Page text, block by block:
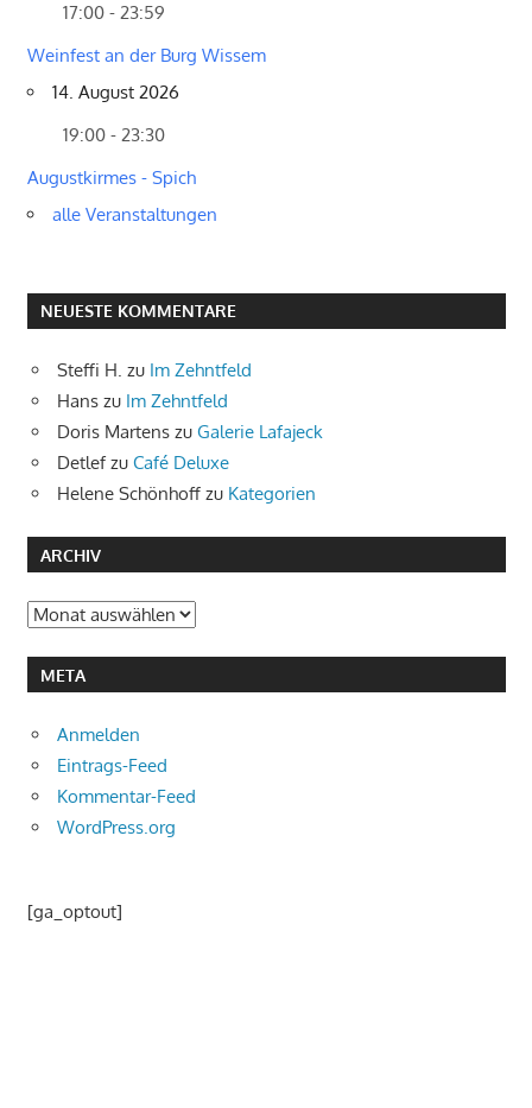
17:00 - 23:59
Weinfest an der Burg Wissem
14. August 2026
19:00 - 23:30
Augustkirmes - Spich
alle Veranstaltungen
NEUESTE KOMMENTARE
Steffi H. zu Im Zehntfeld
Hans zu Im Zehntfeld
Doris Martens zu Galerie Lafajeck
Detlefzu Café Deluxe
Helene Schönhoff zu Kategorien
ARCHIV
Archiv
META
Anmelden
Eintrags-Feed
Kommentar-Feed
WordPress.org
[ga_optout]